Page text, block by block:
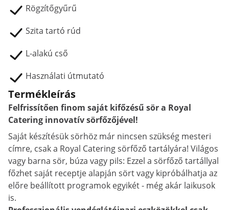
Rögzítőgyűrű
Szita tartó rúd
L-alakú cső
Használati útmutató
Termékleírás
Felfrissítően finom saját kifőzésű sör a Royal
Catering innovatív sörfőzőjével!
Saját készítésük sörhöz már nincsen szükség mesteri
címre, csak a Royal Catering sörfőző tartályára! Világos
vagy barna sör, búza vagy pils: Ezzel a sörfőző tartállyal
főzhet saját receptje alapján sört vagy kipróbálhatja az
előre beállított programok egyikét - még akár laikusok
is.